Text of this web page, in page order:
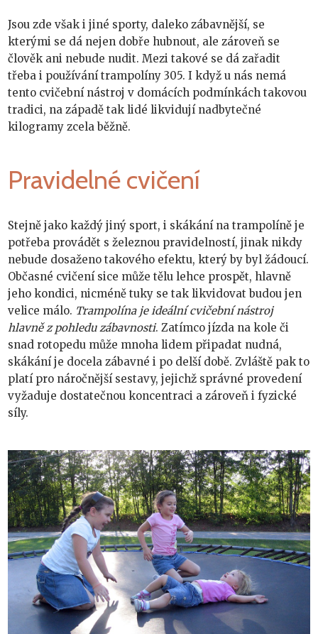
Jsou zde však i jiné sporty, daleko zábavnější, se
kterými se dá nejen dobře hubnout, ale zároveň se
člověk ani nebude nudit. Mezi takové se dá zařadit
třeba i používánítrampolíny 305. I když u nás nemá
tento cvičební nástroj v domácích podmínkách takovou
tradici, na západě tak lidé likvidují nadbytečné
kilogramy zcela běžně.
Pravidelné cvičení
Stejně jako každý jiný sport, i skákání na trampolíně je
potřeba provádět s železnou pravidelností, jinak nikdy
nebude dosaženo takového efektu, který by byl žádoucí.
Občasné cvičení sice může tělu lehce prospět, hlavně
jeho kondici, nicméně tuky se tak likvidovat budou jen
velice málo. Trampolína je ideální cvičební nástroj
hlavně z pohledu zábavnosti. Zatímco jízda na kole či
snad rotopedu může mnoha lidem připadat nudná,
skákání je docela zábavné i po delší době. Zvláště pak to
platí pro náročnější sestavy, jejichž správné provedení
vyžaduje dostatečnou koncentraci a zároveň i fyzické
síly.